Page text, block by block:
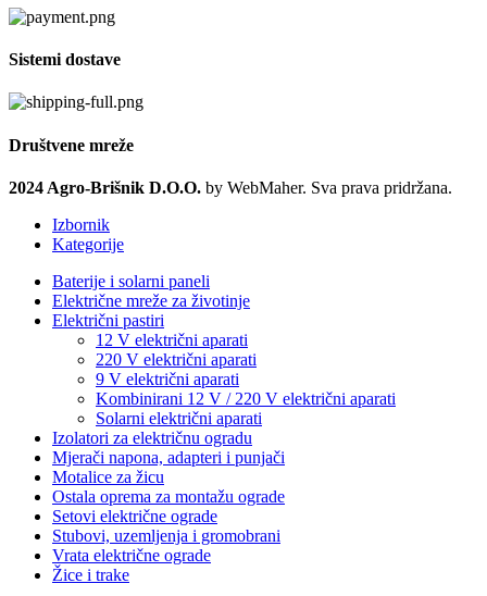
Sistemi dostave
Društvene mreže
2024 Agro-Brišnik D.O.O. by WebMaher. Sva prava pridržana.
Izbornik
Kategorije
Baterije i solarni paneli
Električne mreže za životinje
Električni pastiri
12 V električni aparati
220 V električni aparati
9 V električni aparati
Kombinirani 12 V / 220 V električni aparati
Solarni električni aparati
Izolatori za električnu ogradu
Mjerači napona, adapteri i punjači
Motalice za žicu
Ostala oprema za montažu ograde
Setovi električne ograde
Stubovi, uzemljenja i gromobrani
Vrata električne ograde
Žice i trake